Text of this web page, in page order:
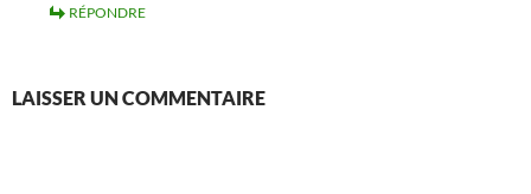
RÉPONDRE
LAISSER UN COMMENTAIRE